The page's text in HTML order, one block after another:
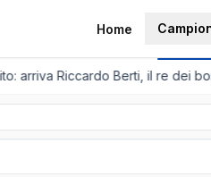
Home
arriva Riccardo Berti, il re dei